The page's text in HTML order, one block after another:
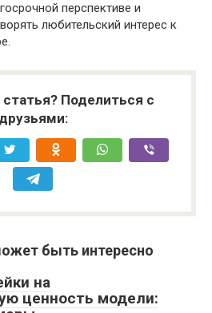
перспективе и
любительский интерес к
Поделиться с
друзьями:
быть интересно
на
ценность модели: